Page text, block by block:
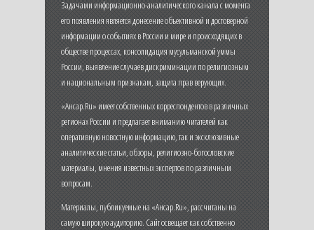
Задачами информационно-аналитического канала с момента
его появления является донесение объективной и достоверной
информации о событиях в России и мире и происходящих в
обществе процессах, консолидация мусульманской уммы
России, выявление случаев дискриминации по религиозным
и национальным признакам, защита прав верующих.
«Ансар.Ru» имеет собственных корреспондентов в различных
регионах России и предлагает вниманию читателей как
оперативную новостную информацию, так и эксклюзивные
аналитические статьи, обзоры, религиозно-богословские
материалы, мнения известных экспертов по различным
вопросам.
Материалы, публикуемые на «Ансар.Ru», рассчитаны на
самую широкую аудиторию. Сайт освещает как собственно